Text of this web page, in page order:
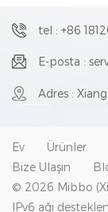
tel : +86
E-posta :
Adres :
Ev Ürünler
Bize Ulaşın
© 2026 Mibbo
IPv6 ağı